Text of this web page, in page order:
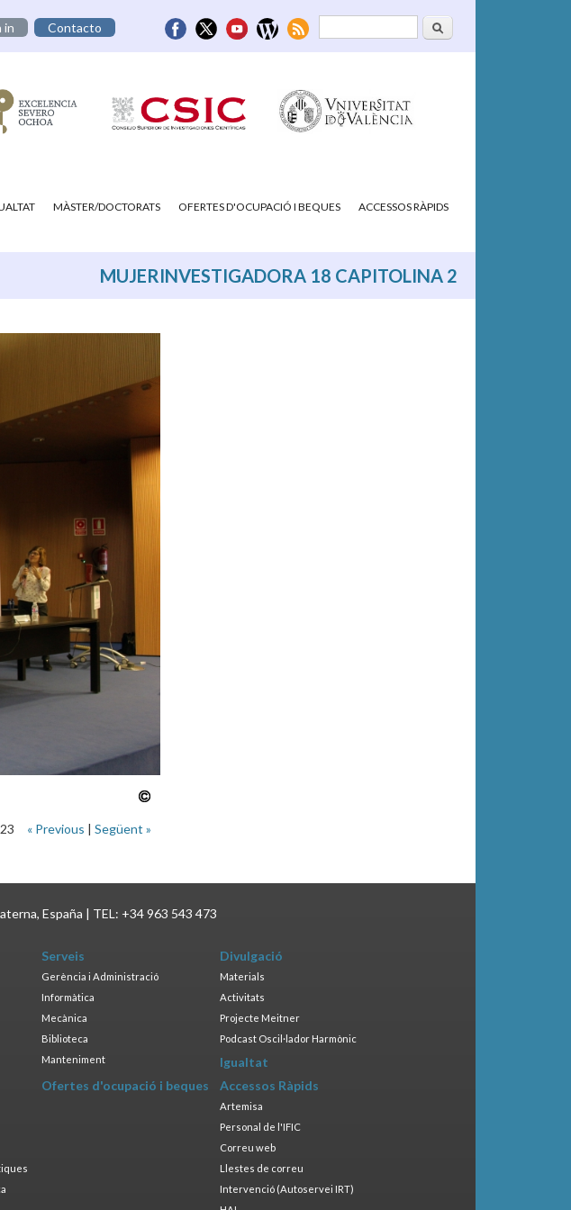
Formulari deCerca
in Contacto
MÀSTER/DOCTORATS OFERTES D'OCUPACIÓ I BEQUES ACCESSOS RÀPIDS
MUJERINVESTIGADORA 18 CAPITOLINA 2
« Previous |Següent »
España | TEL: +34 963 543 473
Serveis
Gerència i Administració
Informàtica
Mecànica
Biblioteca
Manteniment
Divulgació
Materials
Activitats
Projecte Meitner
Podcast Oscil·lador Harmònic
Igualtat
Ofertes d'ocupació i beques Accessos Ràpids
Artemisa
Personal de l'IFIC
Correu web
Llestes de correu
Intervenció (Autoservei IRT)